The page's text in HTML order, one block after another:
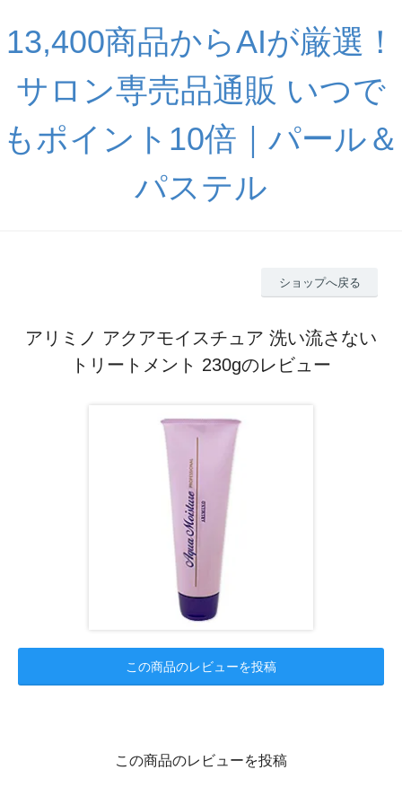
13,400商品からAIが厳選！
サロン専売品通販 いつで
もポイント10倍｜パール＆
パステル
ショップへ戻る
アリミノ アクアモイスチュア 洗い流さない
トリートメント 230gのレビュー
この商品のレビューを投稿
この商品のレビューを投稿